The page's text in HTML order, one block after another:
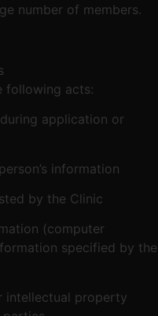
number of members.
following acts:
application or
information
by the Clinic
(computer
specified by the
intellectual property